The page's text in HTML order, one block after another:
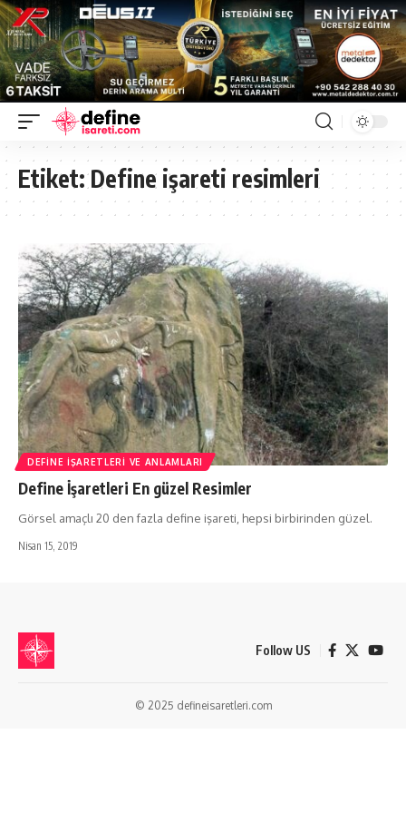
Etiket:Define işareti resimleri
DEFINE İŞARETLERI VE ANLAMLARI
Define İşaretleri En güzel Resimler
Görsel amaçlı 20 den fazla define işareti, hepsi birbirinden güzel.
Nisan 15, 2019
Follow US
© 2025 defineisaretleri.com